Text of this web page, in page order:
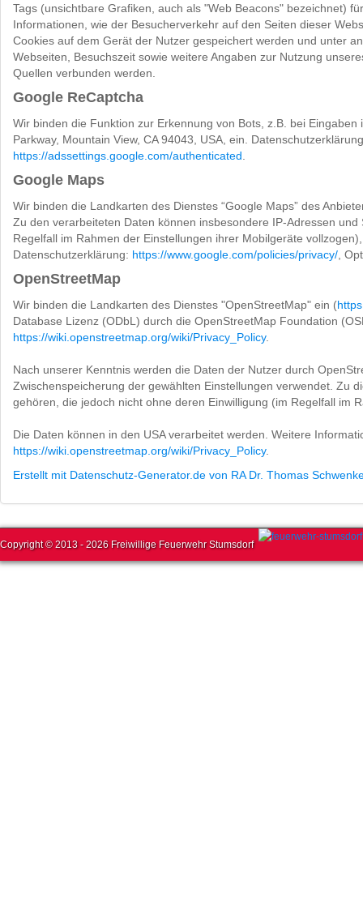
Tags (unsichtbare Grafiken, auch als "Web Beacons" bezeichnet)
Informationen, wie der Besucherverkehr auf den Seiten dieser
Cookies auf dem Gerät der Nutzer gespeichert werden und unter
Webseiten, Besuchszeit sowie weitere Angaben zur Nutzung
Quellen verbunden werden.
Google ReCaptcha
Wir binden die Funktion zur Erkennung von Bots, z.B. bei
Parkway, Mountain View, CA 94043, USA, ein.
https://adssettings.google.com/authenticated
Google Maps
Wir binden die Landkarten des Dienstes “Google Maps” des
Zu den verarbeiteten Daten können insbesondere IP-Adressen
Regelfall im Rahmen der Einstellungen ihrer Mobilgeräte
Datenschutzerklärung: https://www.google.com/policies/privacy/ ,
OpenStreetMap
Wir binden die Landkarten des Dienstes "OpenStreetMap" ein (
Database Lizenz (ODbL) durch die OpenStreetMap Foundation
https://wiki.openstreetmap.org/wiki/Privacy_Policy.
Nach unserer Kenntnis werden die Daten der Nutzer durch
Zwischenspeicherung der gewählten Einstellungen verwendet. Zu
gehören, die jedoch nicht ohne deren Einwilligung (im Regelfall im
Die Daten können in den USA verarbeitet werden. Weitere
https://wiki.openstreetmap.org/wiki/Privacy_Policy.
Erstellt mit Datenschutz-Generator.de von RA Dr. Thomas
Copyright © 2013 - 2026 Freiwillige Feuerwehr Stumsdorf